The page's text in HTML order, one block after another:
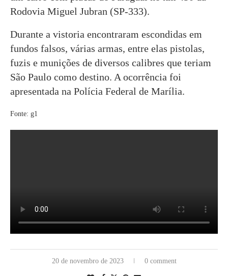
Rodovia Miguel Jubran (SP-333).
Durante a vistoria encontraram escondidas em
fundos falsos, várias armas, entre elas pistolas,
fuzis e munições de diversos calibres que teriam
São Paulo como destino. A ocorrência foi
apresentada na Polícia Federal de Marília.
Fonte: g1
20 de novembro de 2023 0 comment